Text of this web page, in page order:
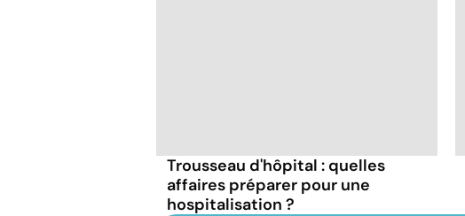
Trousseau d'hôpital : quelles
affaires préparer pour une
hospitalisation ?